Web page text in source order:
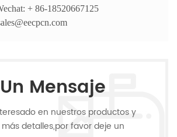
+ 86-18520667125
Mensaje
en nuestros productos y
detalles,por favor deje un